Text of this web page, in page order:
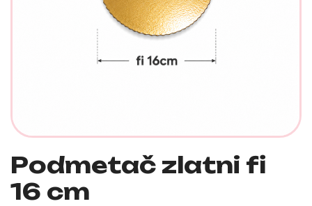
Podmetač zlatni fi
16 cm